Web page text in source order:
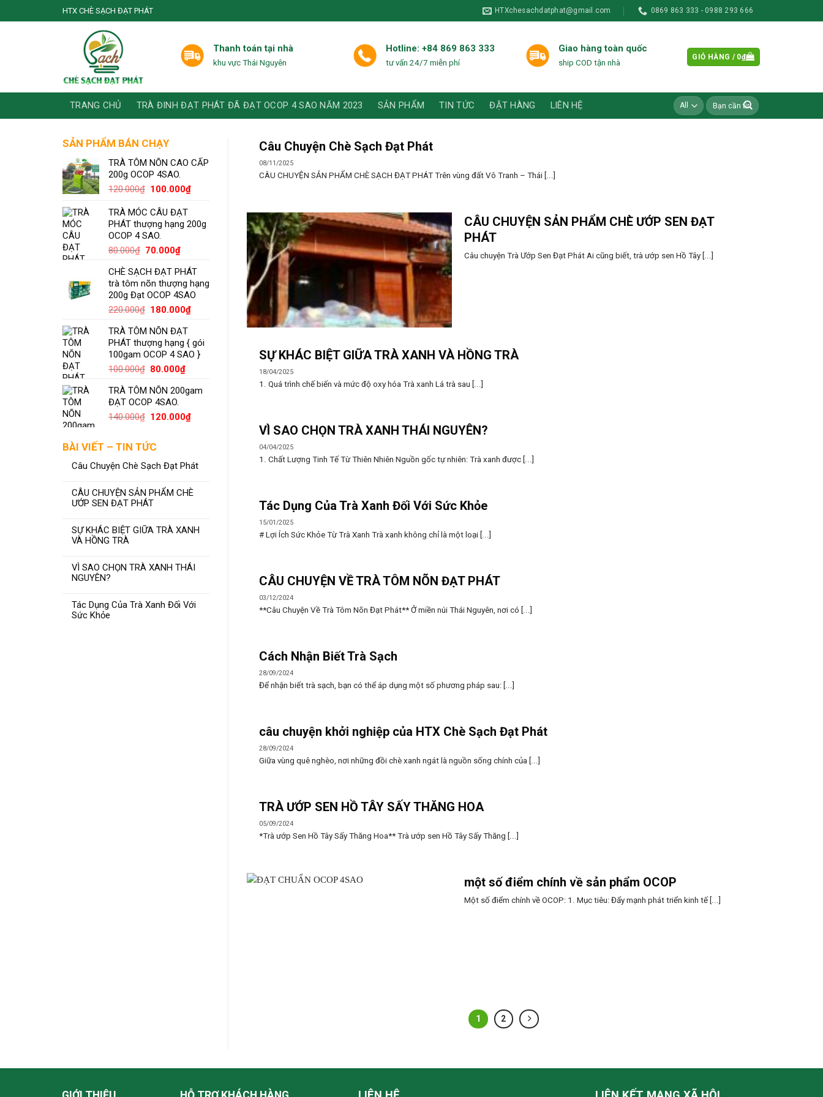
to
HTX CHÈ SẠCH ĐẠT PHÁT HTXchesachdatphat@gmail.com 0869 863 333 - 0988 293 666
Thanh toán tại nhà
khu vực Thái Nguyên
Hotline: +84 869 863 333
tư vấn 24/7 miễn phí
Giao hàng toàn quốc
ship COD tận nhà
GIỎ HÀNG / 0₫
TRANG CHỦ TRÀ ĐINH ĐẠT PHÁT ĐÃ ĐẠT OCOP 4 SAO NĂM 2023 SẢN PHẨM TIN TỨC ĐẶT HÀNG LIÊN HỆ
Tìm
kiếm:
SẢN PHẨM BÁN CHẠY
TRÀ TÔM NÕN CAO CẤP
200g OCOP 4SAO.
120.000₫ Giá
là:
120.000₫.
100.000₫Giá
là:
TRÀ MÓC CÂU ĐẠT
PHÁT thượng hạng 200g
OCOP 4 SAO.
80.000₫ Giá
là:
80.000₫.
70.000₫Giá
tại
là:
70.000₫.
CHÈ SẠCH ĐẠT PHÁT
trà tôm nõn thượng hạng
200g Đạt OCOP 4SAO
220.000₫ Giá
là:
220.000₫.
180.000₫Giá
là:
180.000₫.
TRÀ TÔM NÕN ĐẠT
PHÁT thượng hạng { gói
100gam OCOP 4 SAO }
100.000₫ Giá
là:
100.000₫.
80.000₫Giá
tại
80.000₫.
TRÀ TÔM NÕN 200gam
ĐẠT OCOP 4SAO.
140.000₫ Giá
140.000₫.
120.000₫Giá
120.000₫.
BÀI VIẾT – TIN TỨC
Câu Chuyện Chè Sạch Đạt Phát
CÂU CHUYỆN SẢN PHẨM CHÈ
ƯỚP SEN ĐẠT PHÁT
SỰ KHÁC BIỆT GIỮA TRÀ XANH
VÀ HỒNG TRÀ
VÌ SAO CHỌN TRÀ XANH THÁI
NGUYÊN?
Tác Dụng Của Trà Xanh Đối Với
Sức Khỏe
Câu Chuyện Chè Sạch Đạt Phát
08/11/2025
CÂU CHUYỆN SẢN PHẨM CHÈ SẠCH ĐẠT PHÁT Trên vùng đất Vô Tranh – Thái [...]
CÂU CHUYỆN SẢN PHẨM CHÈ ƯỚP SEN ĐẠT
PHÁT
Câu chuyện Trà Ướp Sen Đạt Phát Ai cũng biết, trà ướp sen Hồ Tây [...]
SỰ KHÁC BIỆT GIỮA TRÀ XANH VÀ HỒNG TRÀ
18/04/2025
1. Quá trình chế biến và mức độ oxy hóa Trà xanh Lá trà sau [...]
VÌ SAO CHỌN TRÀ XANH THÁI NGUYÊN?
04/04/2025
1. Chất Lượng Tinh Tế Từ Thiên Nhiên Nguồn gốc tự nhiên: Trà xanh được [...]
Tác Dụng Của Trà Xanh Đối Với Sức Khỏe
15/01/2025
# Lợi Ích Sức Khỏe Từ Trà Xanh Trà xanh không chỉ là một loại [...]
CÂU CHUYỆN VỀ TRÀ TÔM NÕN ĐẠT PHÁT
03/12/2024
**Câu Chuyện Về Trà Tôm Nõn Đạt Phát** Ở miền núi Thái Nguyên, nơi có [...]
Cách Nhận Biết Trà Sạch
28/09/2024
Để nhận biết trà sạch, bạn có thể áp dụng một số phương pháp sau: [...]
câu chuyện khởi nghiệp của HTX Chè Sạch Đạt Phát
28/09/2024
Giữa vùng quê nghèo, nơi những đồi chè xanh ngát là nguồn sống chính của [...]
TRÀ ƯỚP SEN HỒ TÂY SẤY THĂNG HOA
05/09/2024
*Trà ướp Sen Hồ Tây Sấy Thăng Hoa** Trà ướp sen Hồ Tây Sấy Thăng [...]
một số điểm chính về sản phẩm OCOP
Một số điểm chính về OCOP: 1. Mục tiêu: Đẩy mạnh phát triển kinh tế [...]
1 2